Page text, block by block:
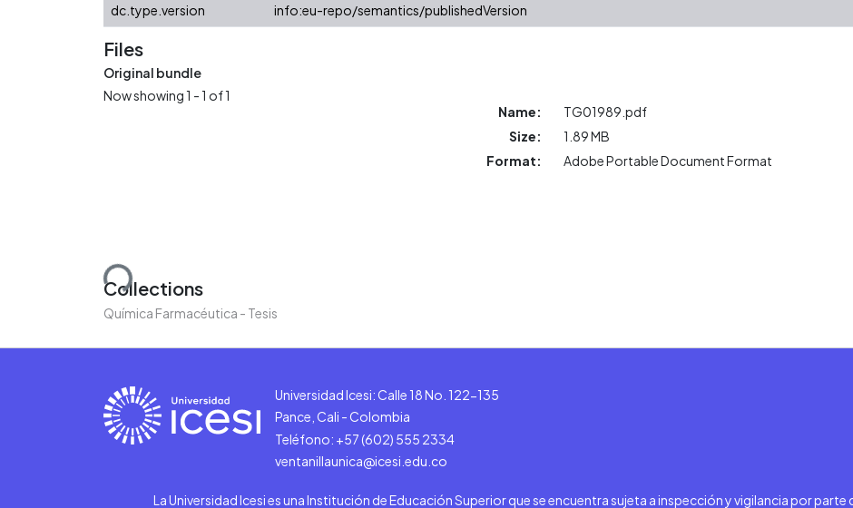
dc.type.version
info:eu-repo/semantics/publishedVersion
Files
Original bundle
Now showing1 - 1 of 1
Loading...
Name:
TG01989.pdf
Size:
1.89 MB
Format:
Adobe Portable Document Format
Collections
Química Farmacéutica - Tesis
Universidad Icesi: Calle 18 No. 122-135
Pance, Cali - Colombia
Teléfono: +57 (602) 555 2334
ventanillaunica@icesi.edu.co
La Universidad Icesi es una Institución de Educación Superior que se encuentra sujeta a inspección y vigilancia por parte